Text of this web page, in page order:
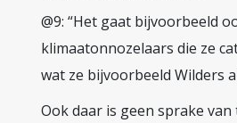
@9: “Het gaat bijvoorbeeld
klimaatonnozelaars die ze
wat ze bijvoorbeeld Wilders
Ook daar is geen sprake van